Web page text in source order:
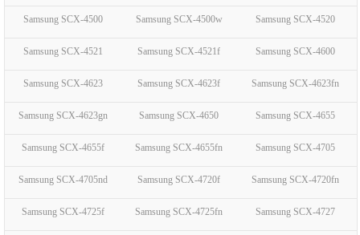
Samsung SCX-4500 Samsung SCX-4500w Samsung SCX-4520
Samsung SCX-4521 Samsung SCX-4521f Samsung SCX-4600
Samsung SCX-4623 Samsung SCX-4623f Samsung SCX-4623fn
Samsung SCX-4623gn Samsung SCX-4650 Samsung SCX-4655
Samsung SCX-4655f Samsung SCX-4655fn Samsung SCX-4705
Samsung SCX-4705nd Samsung SCX-4720f Samsung SCX-4720fn
Samsung SCX-4725f Samsung SCX-4725fn Samsung SCX-4727